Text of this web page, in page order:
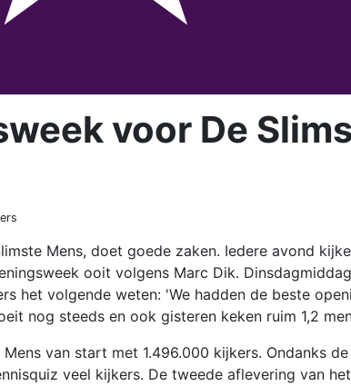
voor De
Mens, doet goede zaken. Iedere avond
ooit volgens Marc Dik.
het volgende weten: 'We hadden de beste
nog steeds en ook gisteren keken ruim 1,2
van start met 1.496.000 kijkers. Ondanks
veel kijkers. De tweede aflevering van